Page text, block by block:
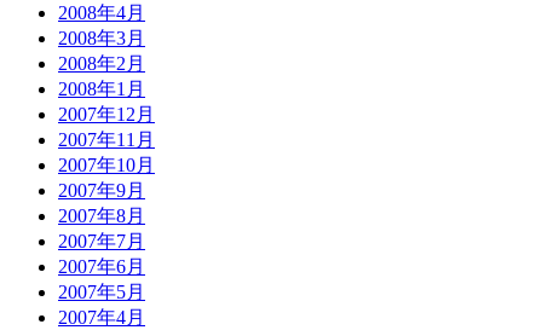
2008年4月
2008年3月
2008年2月
2008年1月
2007年12月
2007年11月
2007年10月
2007年9月
2007年8月
2007年7月
2007年6月
2007年5月
2007年4月